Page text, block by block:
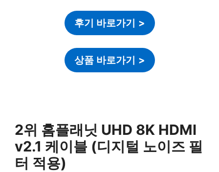
후기 바로가기 >
상품 바로가기 >
2위 홈플래닛 UHD 8K HDMI
v2.1 케이블 (디지털 노이즈 필
터 적용)